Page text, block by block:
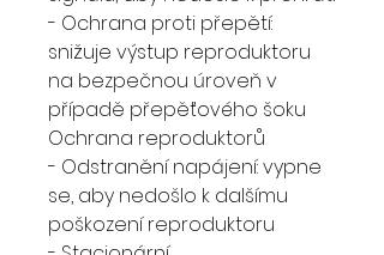
- Ochrana proti přepětí:
snižuje výstup reproduktoru
na bezpečnou úroveň v
případě přepěťového šoku
Ochrana reproduktorů
- Odstranění napájení: vypne
se, aby nedošlo k dalšímu
poškození reproduktoru